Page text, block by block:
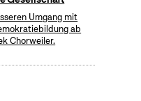
Umgang mit
ab
Chorweiler.